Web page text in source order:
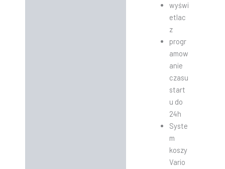
wyświ
etlac
z
progr
amow
anie
czasu
start
u do
24h
Syste
m
koszy
Vario